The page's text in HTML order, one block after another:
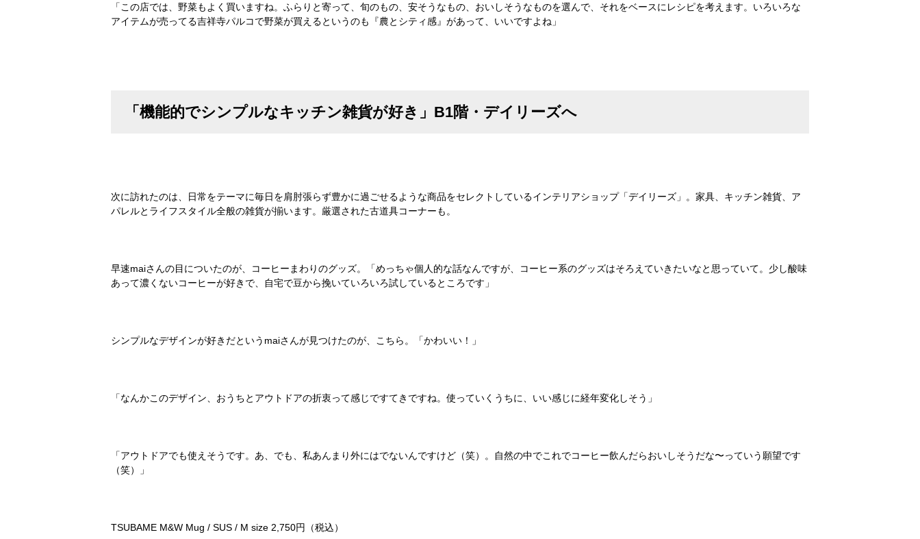
「この店では、野菜もよく買いますね。ふらりと寄って、旬のもの、安そうなもの、おいしそうなものを選んで、それをベースにレシピを考えます。いろいろな
アイテムが売ってる吉祥寺パルコで野菜が買えるというのも『農とシティ感』があって、いいですよね」
「機能的でシンプルなキッチン雑貨が好き」B1階・デイリーズへ
次に訪れたのは、日常をテーマに毎日を肩肘張らず豊かに過ごせるような商品をセレクトしているインテリアショップ「デイリーズ」。家具、キッチン雑貨、ア
パレルとライフスタイル全般の雑貨が揃います。厳選された古道具コーナーも。
早速maiさんの目についたのが、コーヒーまわりのグッズ。「めっちゃ個人的な話なんですが、コーヒー系のグッズはそろえていきたいなと思っていて。少し酸味
あって濃くないコーヒーが好きで、自宅で豆から挽いていろいろ試しているところです」
シンプルなデザインが好きだというmaiさんが見つけたのが、こちら。「かわいい！」
「なんかこのデザイン、おうちとアウトドアの折衷って感じですてきですね。使っていくうちに、いい感じに経年変化しそう」
「アウトドアでも使えそうです。あ、でも、私あんまり外にはでないんですけど（笑）。自然の中でこれでコーヒー飲んだらおいしそうだな〜っていう願望です
（笑）」
TSUBAME M&W Mug / SUS / M size 2,750円（税込）